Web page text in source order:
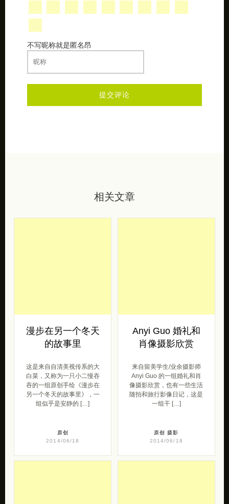
不写昵称就是匿名昂
相关文章
漫步在另一个冬天
的故事里
这是来自自清美视传系的大
白菜，又称为一只小二慢吞
吞的一组原创手绘《漫步在
另一个冬天的故事里》，一
组似乎是安静的 […]
原创
2014/06/18
Anyi Guo 婚礼和
肖像摄影欣赏
来自留美学生/业余摄影师
Anyi Guo 的一组婚礼和肖
像摄影欣赏，也有一些生活
随拍和旅行影像日记，这是
一组干 […]
原创
摄影
2014/06/18